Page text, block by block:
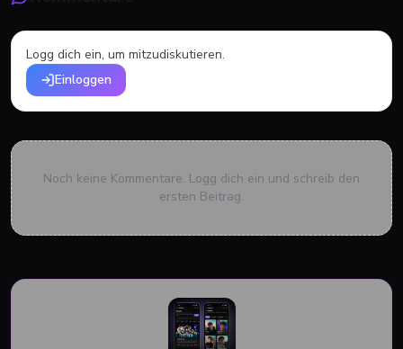
Logg dich ein, um mitzudiskutieren.
Einloggen
Noch keine Kommentare. Logg dich ein und schreib den
ersten Beitrag.